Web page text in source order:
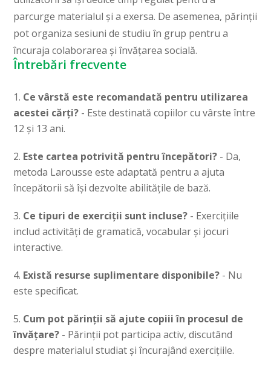
parcurge materialul și a exersa. De asemenea, părinții
pot organiza sesiuni de studiu în grup pentru a
încuraja colaborarea și învățarea socială.
Întrebări frecvente
Ce vârstă este recomandată pentru utilizarea
acestei cărți? - Este destinată copiilor cu vârste între
12 și 13 ani.
Este cartea potrivită pentru începători? - Da,
metoda Larousse este adaptată pentru a ajuta
începătorii să își dezvolte abilitățile de bază.
Ce tipuri de exerciții sunt incluse? - Exercițiile
includ activități de gramatică, vocabular și jocuri
interactive.
Există resurse suplimentare disponibile? - Nu
este specificat.
Cum pot părinții să ajute copiii în procesul de
învățare? - Părinții pot participa activ, discutând
despre materialul studiat și încurajând exercițiile.